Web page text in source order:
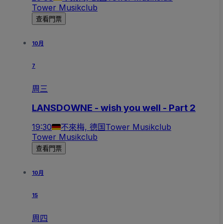
Tower Musikclub
查看門票
10月
7
周三
LANSDOWNE - wish you well - Part 2
19:30 不來梅, 德国Tower Musikclub
Tower Musikclub
查看門票
10月
15
周四